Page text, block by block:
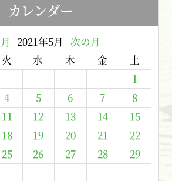
カレンダー
2021年5月
次の月
火 水 木 金
土
1
4 5 6 7
8
11 12 13 14
15
18 19 20 21
22
25 26 27 28
29